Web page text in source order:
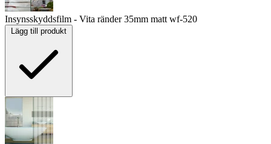
Insynsskyddsfilm - Vita ränder 35mm mattwf-520
Lägg till produkt